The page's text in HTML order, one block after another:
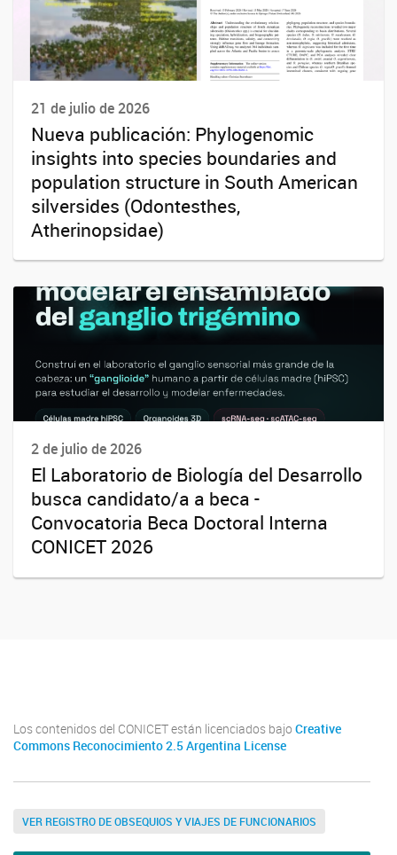
21 de julio de 2026
Nueva publicación: Phylogenomic
insights into species boundaries and
population structure in South American
silversides (Odontesthes,
Atherinopsidae)
2 de julio de 2026
El Laboratorio de Biología del Desarrollo
busca candidato/a a beca -
Convocatoria Beca Doctoral Interna
CONICET 2026
Los contenidos del CONICET están licenciados bajo Creative
Commons Reconocimiento 2.5 Argentina License
VER REGISTRO DE OBSEQUIOS Y VIAJES DE FUNCIONARIOS